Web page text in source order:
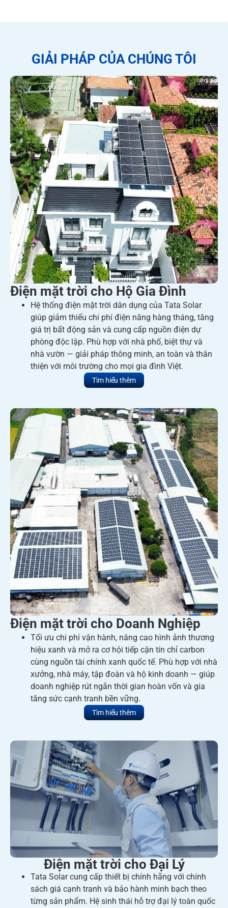
GIẢI PHÁP CỦA CHÚNG TÔI
Điện mặt trời cho Hộ Gia Đình
Hệ thống điện mặt trời dân dụng của Tata Solar
giúp giảm thiểu chi phí điện năng hàng tháng, tăng
giá trị bất động sản và cung cấp nguồn điện dự
phòng độc lập. Phù hợp với nhà phố, biệt thự và
nhà vườn — giải pháp thông minh, an toàn và thân
thiện với môi trường cho mọi gia đình Việt.
Tìm hiểu thêm
Điện mặt trời cho Doanh Nghiệp
Tối ưu chi phí vận hành, nâng cao hình ảnh thương
hiệu xanh và mở ra cơ hội tiếp cận tín chỉ carbon
cùng nguồn tài chính xanh quốc tế. Phù hợp với nhà
xưởng, nhà máy, tập đoàn và hộ kinh doanh — giúp
doanh nghiệp rút ngắn thời gian hoàn vốn và gia
tăng sức cạnh tranh bền vững.
Tìm hiểu thêm
Điện mặt trời cho Đại Lý
Tata Solar cung cấp thiết bị chính hãng với chính
sách giá cạnh tranh và bảo hành minh bạch theo
từng sản phẩm. Hệ sinh thái hỗ trợ đại lý toàn quốc